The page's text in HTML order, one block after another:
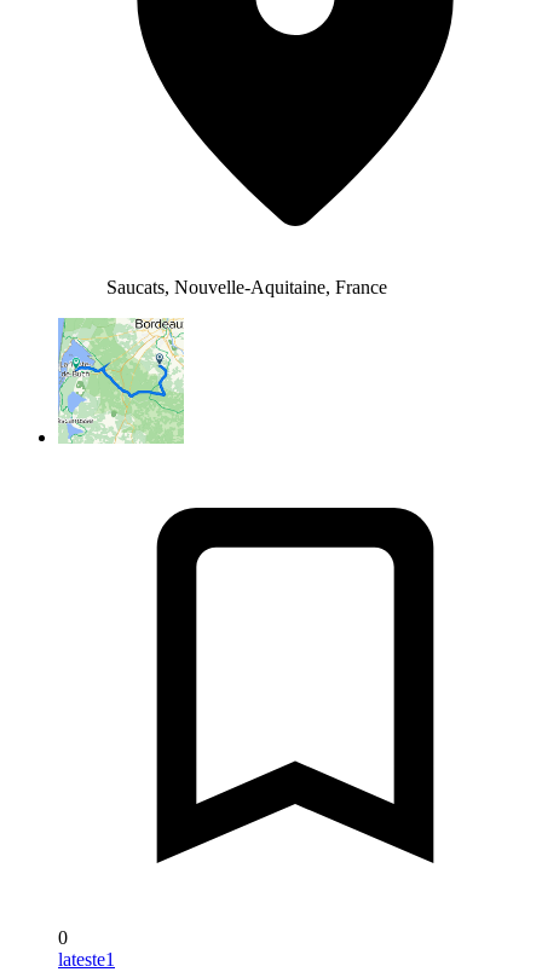
Saucats, Nouvelle-Aquitaine, France
0
lateste1